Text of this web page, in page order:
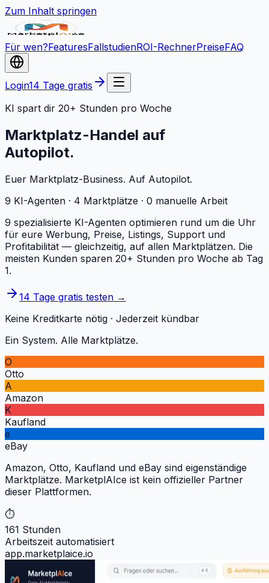
Zum Inhalt springen
Für wen?FeaturesFallstudienROI-RechnerPreiseFAQ
Login14 Tage gratis
KI spart dir 20+ Stunden pro Woche
Marktplatz-Handel auf
Autopilot.
Euer Marktplatz-Business. Auf Autopilot.
9 KI-Agenten · 4 Marktplätze · 0 manuelle Arbeit
9 spezialisierte KI-Agenten optimieren rund um die Uhr
für eure Werbung, Preise, Listings, Support und
Profitabilität — gleichzeitig, auf allen Marktplätzen. Die
meisten Kunden sparen 20+ Stunden pro Woche ab Tag
1.
14 Tage gratis testen →
Keine Kreditkarte nötig · Jederzeit kündbar
Ein System. Alle Marktplätze.
O
Otto
A
Amazon
K
Kaufland
e
eBay
Amazon, Otto, Kaufland und eBay sind eigenständige
Marktplätze. MarketplAIce ist kein offizieller Partner
dieser Plattformen.
⏱
161 Stunden
Arbeitszeit automatisiert
app.marketplaice.io